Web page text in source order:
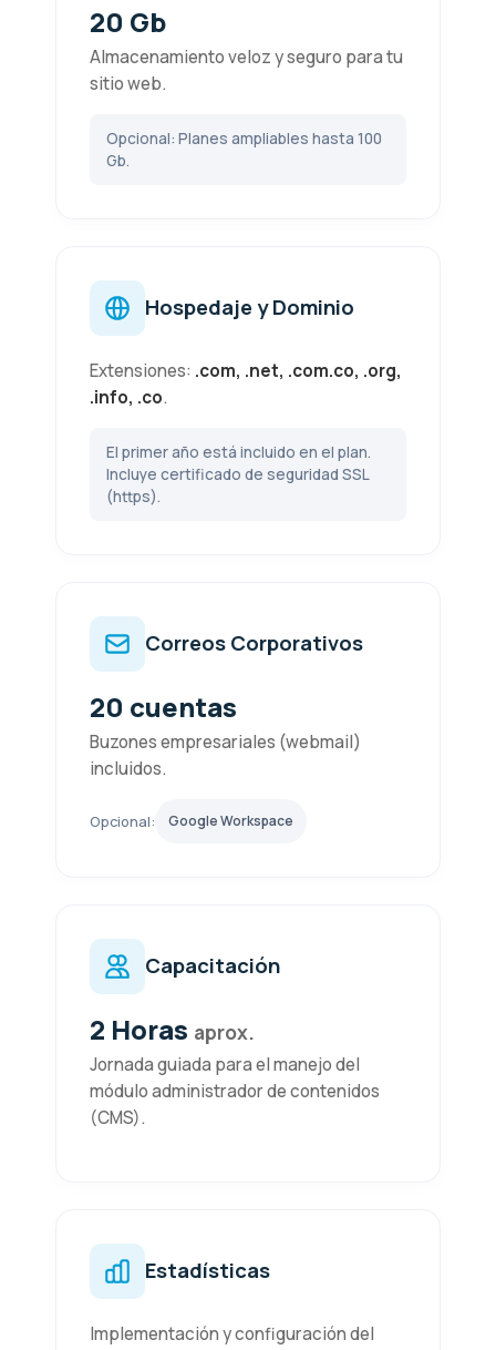
20 Gb
Almacenamiento veloz y seguro para tu
sitio web.
Opcional: Planes ampliables hasta 100
Gb.
Hospedaje y Dominio
Extensiones: .com, .net, .com.co, .org,
.info, .co.
El primer año está incluido en el plan.
Incluye certificado de seguridad SSL
(https).
Correos Corporativos
20 cuentas
Buzones empresariales (webmail)
incluidos.
Opcional: Google Workspace
Capacitación
2 Horas aprox.
Jornada guiada para el manejo del
módulo administrador de contenidos
(CMS).
Estadísticas
Implementación y configuración del